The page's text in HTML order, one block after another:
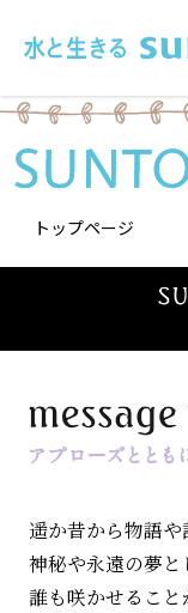
トップページ
遥か昔から物語や
神秘や永遠の夢と
誰も咲かせるこ